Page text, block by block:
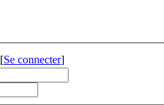
[Se connecter]